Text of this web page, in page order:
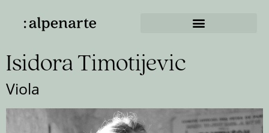
Isidora Timotijevic
Viola